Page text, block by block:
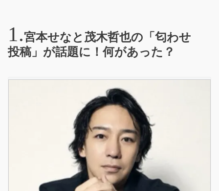
宮本せなと茂木哲也の「匂わせ
投稿」が話題に！何があった？